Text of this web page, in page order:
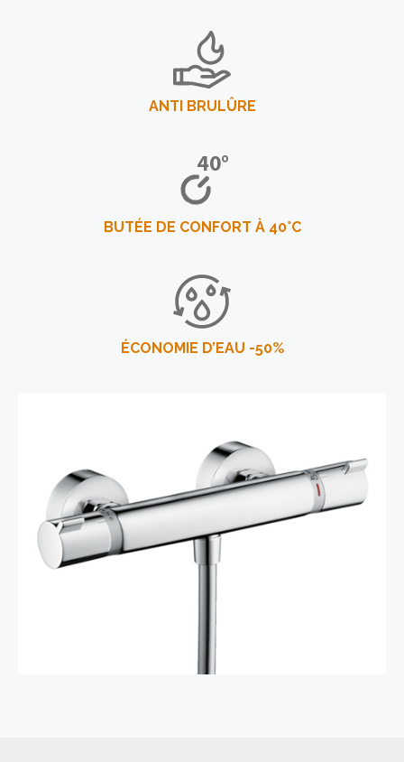
ANTI BRULÛRE
BUTÉE DE CONFORT À 40°C
ÉCONOMIE D’EAU -50%